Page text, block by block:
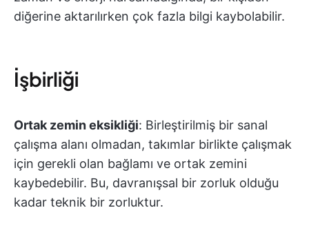
diğerine aktarılırken çok fazla bilgi kaybolabilir.
İşbirliği
Ortak zemin eksikliği: Birleştirilmiş bir sanal
çalışma alanı olmadan, takımlar birlikte çalışmak
için gerekli olan bağlamı ve ortak zemini
kaybedebilir. Bu, davranışsal bir zorluk olduğu
kadar teknik bir zorluktur.